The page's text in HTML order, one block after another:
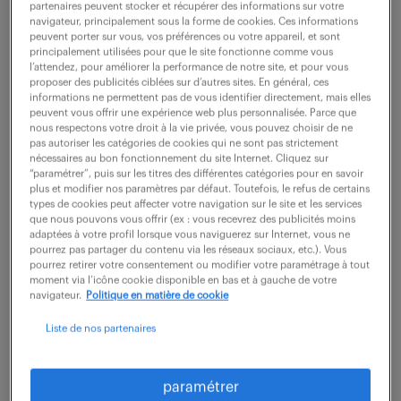
ne ratez aucune
opportunité.
recevez chaque semaine par mail les offres qui
correspondent à votre dernière recherche.
créer une alerte
partagez-nous
partenaires peuvent stocker et récupérer des informations sur votre
navigateur, principalement sous la forme de cookies. Ces informations
peuvent porter sur vous, vos préférences ou votre appareil, et sont
principalement utilisées pour que le site fonctionne comme vous
l’attendez, pour améliorer la performance de notre site, et pour vous
proposer des publicités ciblées sur d’autres sites. En général, ces
informations ne permettent pas de vous identifier directement, mais elles
peuvent vous offrir une expérience web plus personnalisée. Parce que
nous respectons votre droit à la vie privée, vous pouvez choisir de ne
pas autoriser les catégories de cookies qui ne sont pas strictement
nécessaires au bon fonctionnement du site Internet. Cliquez sur
“paramétrer”, puis sur les titres des différentes catégories pour en savoir
plus et modifier nos paramètres par défaut. Toutefois, le refus de certains
types de cookies peut affecter votre navigation sur le site et les services
que nous pouvons vous offrir (ex : vous recevrez des publicités moins
adaptées à votre profil lorsque vous naviguerez sur Internet, vous ne
pourrez pas partager du contenu via les réseaux sociaux, etc.). Vous
pourrez retirer votre consentement ou modifier votre paramétrage à tout
moment via l’icône cookie disponible en bas et à gauche de votre
navigateur.
Politique en matière de cookie
Liste de nos partenaires
paramétrer